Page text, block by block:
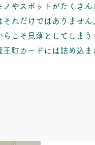
ノやスポットがたくさん
れだけではありません
こそ見落としてしまう
王町カードには詰め込